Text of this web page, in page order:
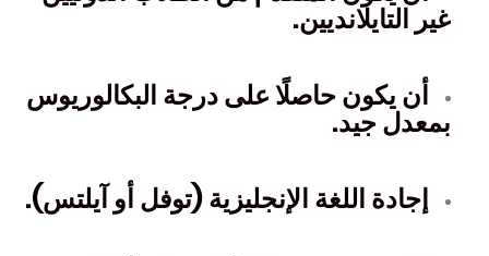
غير التايلانديين.
أن يكون حاصلًا على درجة البكالوريوس
بمعدل جيد.
إجادة اللغة الإنجليزية (توفل أو آيلتس).